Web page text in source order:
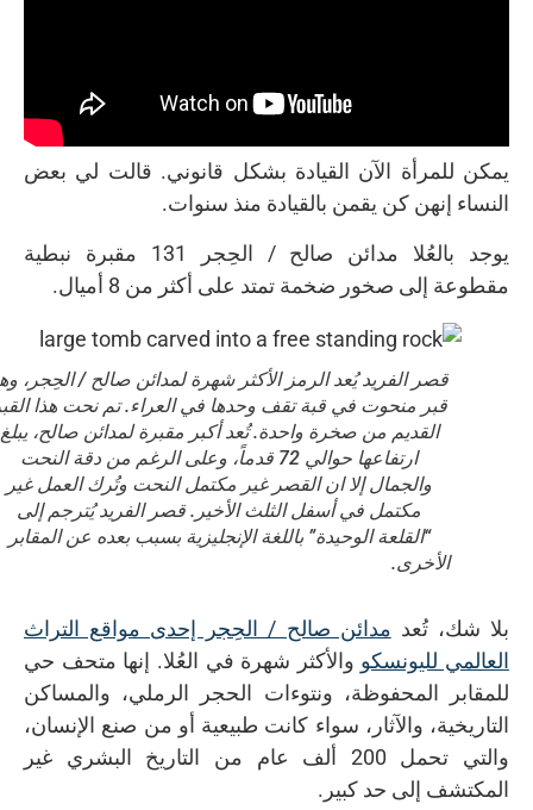
يمكن للمرأة الآن القيادة بشكل قانوني. قالت لي بعض
النساء إنهن كن يقمن بالقيادة منذ سنوات.
يوجد بالعُلا مدائن صالح / الحِجر 131 مقبرة نبطية
مقطوعة إلى صخور ضخمة تمتد على أكثر من 8 أميال.
قصر الفريد يُعد الرمز الأكثر شهرة لمدائن صالح / الحِجر،
قبر منحوت في قبة تقف وحدها في العراء. تم نحت هذا
القديم من صخرة واحدة. تُعد أكبر مقبرة لمدائن صالح، يبلغ
ارتفاعها حوالي 72 قدماً، وعلى الرغم من دقة النحت
والجمال إلا ان القصر غير مكتمل النحت وتُرك العمل غير
مكتمل في أسفل الثلث الأخير. قصر الفريد يُترجم إلى
“القلعة الوحيدة” باللغة الإنجليزية بسبب بعده عن المقابر
الأخرى.
بلا شك، تُعد مدائن صالح / الحِجر إحدى مواقع التراث
العالمي لليونسكو والأكثر شهرة في العُلا. إنها متحف حي
للمقابر المحفوظة، ونتوءات الحجر الرملي، والمساكن
التاريخية، والآثار، سواء كانت طبيعية أو من صنع الإنسان،
والتي تحمل 200 ألف عام من التاريخ البشري غير
المكتشف إلى حد كبير.